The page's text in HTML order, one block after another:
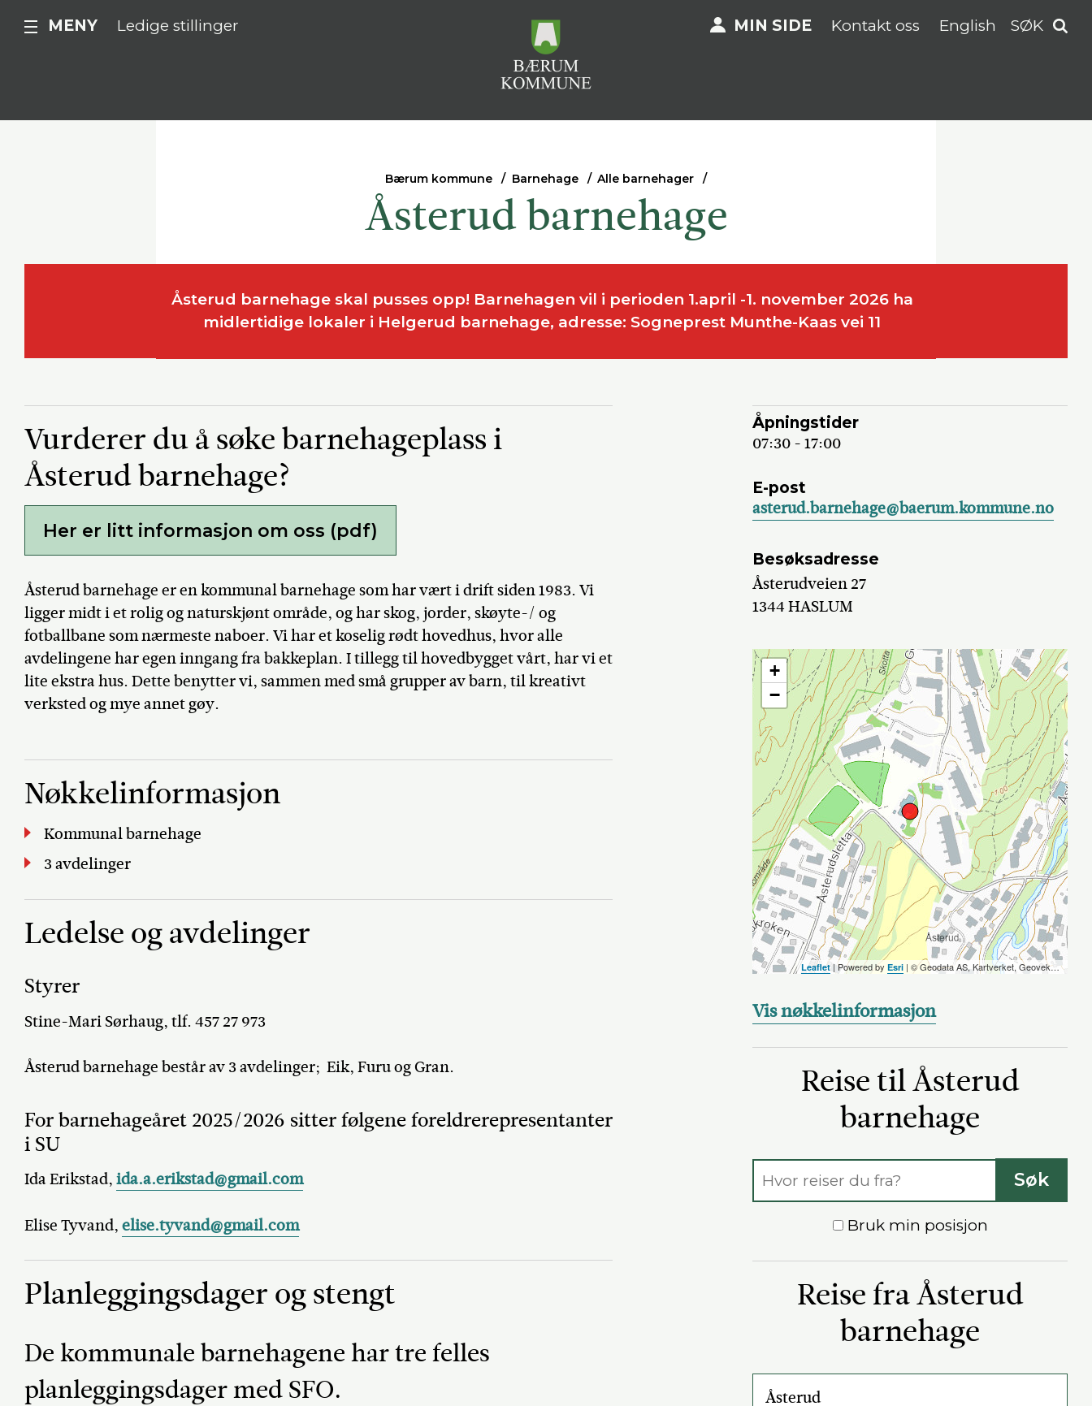
MENY Ledige stillinger MIN SIDE Kontakt oss English SØK
Bærum kommune Barnehage Alle barnehager
Åsterud barnehage
Åsterud barnehage skal pusses opp! Barnehagen vil i perioden 1.april -1. november 2026 ha
midlertidige lokaler i Helgerud barnehage, adresse: Sogneprest Munthe-Kaas vei 11
Vurderer du å søke barnehageplass i
Åsterud barnehage?
Her er litt informasjon om oss (pdf)
Åsterud barnehage er en kommunal barnehage som har vært i drift siden 1983. Vi
ligger midt i et rolig og naturskjønt område, og har skog, jorder, skøyte-/ og
fotballbane som nærmeste naboer. Vi har et koselig rødt hovedhus, hvor alle
avdelingene har egen inngang fra bakkeplan. I tillegg til hovedbygget vårt, har vi et
lite ekstra hus. Dette benytter vi, sammen med små grupper av barn, til kreativt
verksted og mye annet gøy.
Nøkkelinformasjon
Kommunal barnehage
3 avdelinger
Ledelse og avdelinger
Styrer
Stine-Mari Sørhaug, tlf. 457 27 973
Åsterud barnehage består av 3 avdelinger; Eik, Furu og Gran.
For barnehageåret 2025/2026 sitter følgene foreldrerepresentanter
i SU
Ida Erikstad,ida.a.erikstad@gmail.com
Elise Tyvand,elise.tyvand@gmail.com
Planleggingsdager og stengt
De kommunale barnehagene har tre felles
planleggingsdager med SFO.
Åpningstider
07:30 - 17:00
E-post
asterud.barnehage@baerum.kommune.no
Besøksadresse
Åsterudveien 27
1344 HASLUM
+
−
Leaflet| Powered by Esri | ©️ Geodata AS, Kartverket, Geovekst og kommunene, OpenStreetMap
Vis nøkkelinformasjon
Reise til Åsterud
barnehage
Søk
Bruk min posisjon
Reise fra Åsterud
barnehage
Åsterud